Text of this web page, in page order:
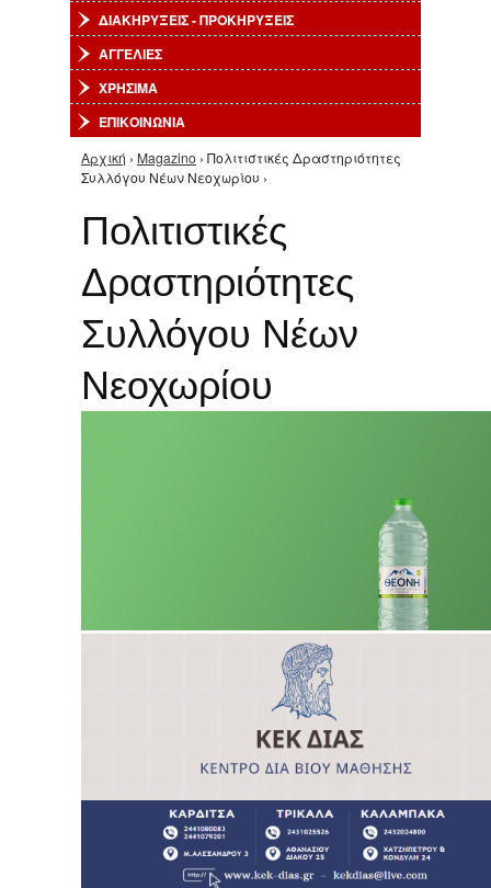
ΔΙΑΚΗΡΥΞΕΙΣ - ΠΡΟΚΗΡΥΞΕΙΣ
ΑΓΓΕΛΙΕΣ
ΧΡΗΣΙΜΑ
ΕΠΙΚΟΙΝΩΝΙΑ
Είστε εδώ
Αρχική › Magazino › Πολιτιστικές Δραστηριότητες
Συλλόγου Νέων Νεοχωρίου ›
Πολιτιστικές
Δραστηριότητες
Συλλόγου Νέων
Νεοχωρίου